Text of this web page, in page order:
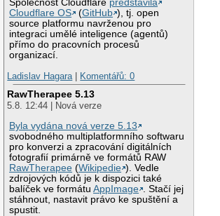
Společnost Cloudflare představila
Cloudflare OS
(GitHub ), tj. open
source platformu navrženou pro
integraci umělé inteligence (agentů)
přímo do pracovních procesů
organizací.
Ladislav Hagara | Komentářů: 0
RawTherapee 5.13
5.8. 12:44 | Nová verze
Byla vydána nová verze 5.13
svobodného multiplatformního softwaru
pro konverzi a zpracování digitálních
fotografií primárně ve formátů RAW
RawTherapee (Wikipedie ). Vedle
zdrojových kódů je k dispozici také
balíček ve formátuAppImage
. Stačí jej
stáhnout, nastavit právo ke spuštění a
spustit.